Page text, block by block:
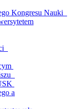
Kongresu Nauki
a